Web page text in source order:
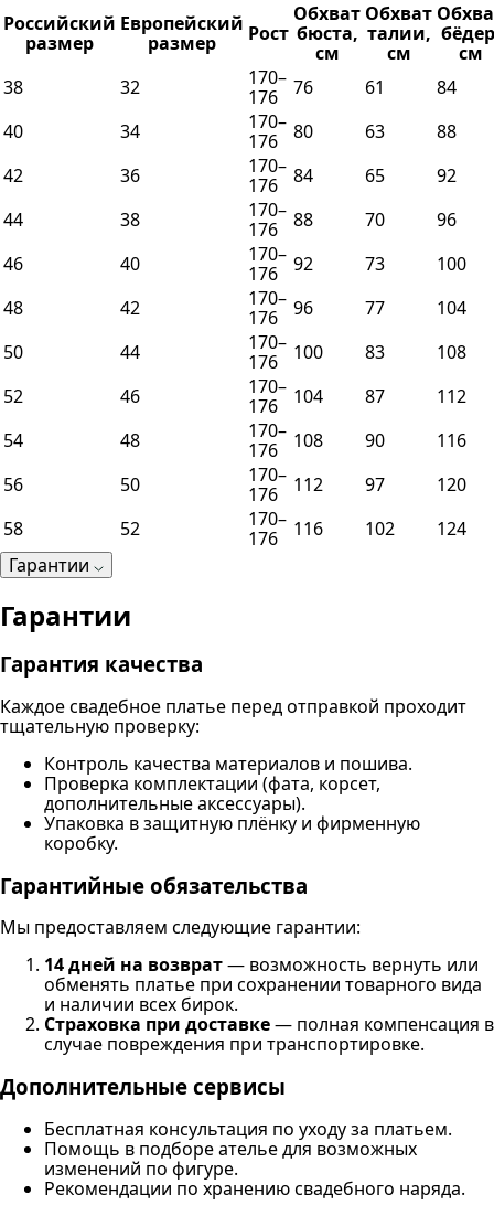
Российский
размер
Европейский
размер
Рост
Обхват
бюста,
см
Обхват
талии,
см
см
38
32
170–
176
76 61
84
40
34
170–
176
80 63
88
42
36
170–
176
84 65
92
44
38
170–
176
88 70
96
46
40
170–
176
92 73
100
48
42
170–
176
96 77
104
50
44
170–
176
100 83
108
52
46
170–
176
104 87
112
54
48
170–
176
108 90
116
56
50
170–
176
112 97
120
58
52
170–
176
116 102
124
Гарантии
Гарантии
Гарантия качества
Каждое свадебное платье перед отправкой проходит
тщательную проверку:
Контроль качества материалов и пошива.
Проверка комплектации (фата, корсет,
дополнительные аксессуары).
Упаковка в защитную плёнку и фирменную
коробку.
Гарантийные обязательства
Мы предоставляем следующие гарантии:
14 дней на возврат— возможность вернуть или
обменять платье при сохранении товарного вида
и наличии всех бирок.
Страховка при доставке— полная компенсация в
случае повреждения при транспортировке.
Дополнительные сервисы
Бесплатная консультация по уходу за платьем.
Помощь в подборе ателье для возможных
изменений по фигуре.
Рекомендации по хранению свадебного наряда.